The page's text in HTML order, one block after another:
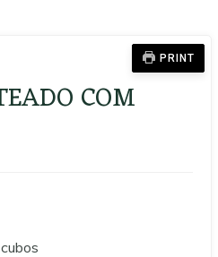
PRINT
COM